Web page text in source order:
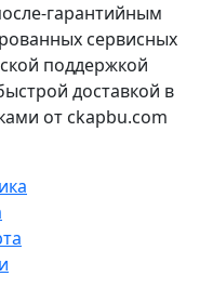
гарантийным
сервисных
поддержкой
доставкой в
от ckapbu.com